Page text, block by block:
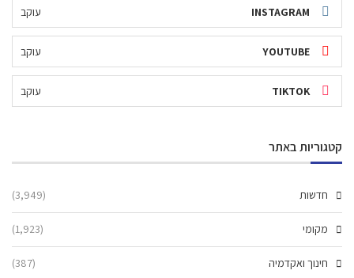
INSTAGRAM עוקב
YOUTUBE עוקב
TIKTOK עוקב
קטגוריות באתר
חדשות (3,949)
מקומי (1,923)
חינוך ואקדמיה (387)